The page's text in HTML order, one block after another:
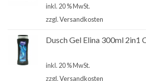
inkl. 20 % MwSt.
zzgl.Versandkosten
Dusch Gel Elina 300ml 2in1
inkl. 20 % MwSt.
zzgl.Versandkosten